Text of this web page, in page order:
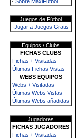
· Sobre MaxiFutbol
Juegos de Fútbol
·Jugar a Juegos Gratis
Equipos / Clubs
FICHAS CLUBS
Fichas + Visitadas
Últimas Fichas Vistas
WEBS EQUIPOS
Webs + Visitadas
Últimas Webs Vistas
Últimas Webs añadidas
Jugadores
FICHAS JUGADORES
Fichas + Visitadas